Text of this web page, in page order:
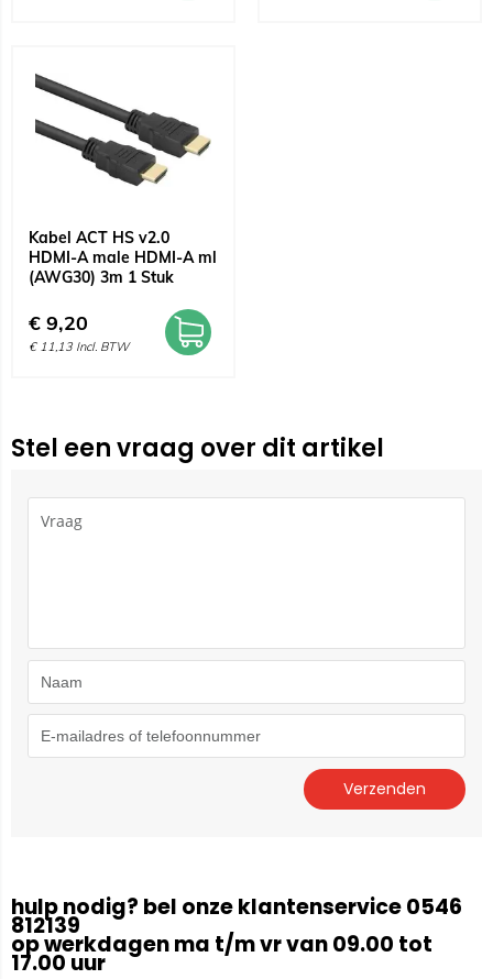
Kabel ACT HS v2.0
HDMI-A male HDMI-A ml
(AWG30) 3m 1 Stuk
€ 9,20
€ 11,13 Incl. BTW
Stel een vraag over dit artikel
hulp nodig? bel onze klantenservice 0546
812139
op werkdagen ma t/m vr van 09.00 tot
17.00 uur